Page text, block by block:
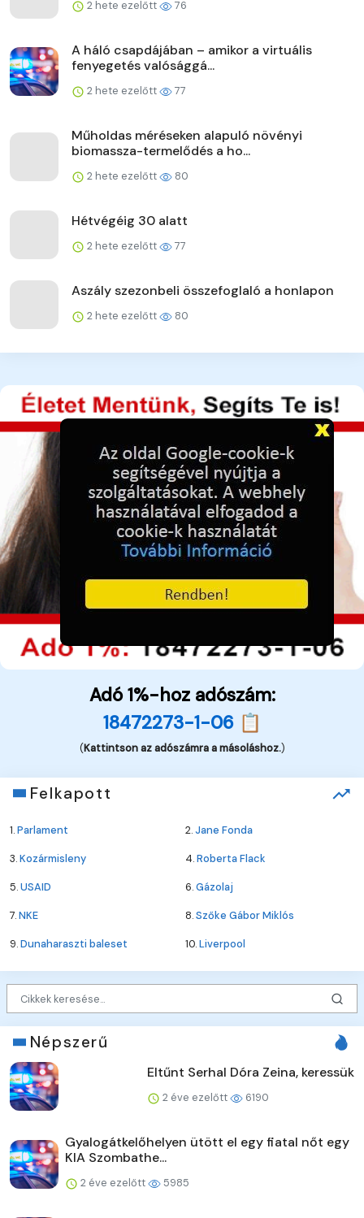
2 hete ezelőtt 76
A háló csapdájában – amikor a virtuális
fenyegetés valósággá...
2 hete ezelőtt 77
Műholdas méréseken alapuló növényi
biomassza-termelődés a ho...
2 hete ezelőtt 80
Hétvégéig 30 alatt
2 hete ezelőtt 77
Aszály szezonbeli összefoglaló a honlapon
2 hete ezelőtt 80
Adó 1%-hoz adószám:
18472273-1-06 📋
(Kattintson az adószámra a másoláshoz.)
Felkapott
1.Parlament 2.Jane Fonda
3.Kozármisleny 4.Roberta Flack
5.USAID 6.Gázolaj
7.NKE 8.Szőke Gábor Miklós
9.Dunaharaszti baleset 10.Liverpool
Népszerű
Eltűnt Serhal Dóra Zeina, keressük
2 éve ezelőtt 6190
Gyalogátkelőhelyen ütött el egy fiatal nőt egy
KIA Szombathe...
2 éve ezelőtt 5985